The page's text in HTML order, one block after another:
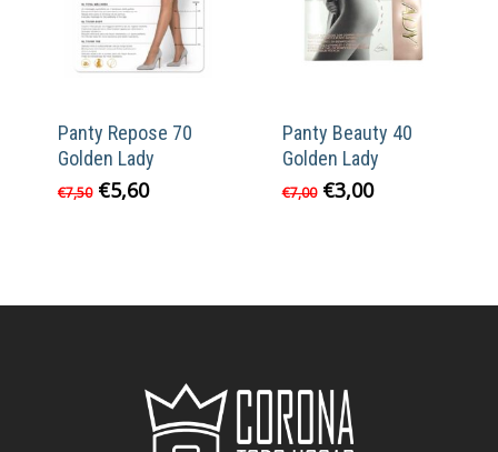
Panty Repose 70
Golden Lady
€7,50 El
€5,60El
Panty Beauty 40
Golden Lady
€7,00 El
€3,00El